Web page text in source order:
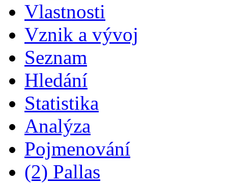
Vlastnosti
Vznik a vývoj
Seznam
Hledání
Statistika
Analýza
Pojmenování
(2) Pallas